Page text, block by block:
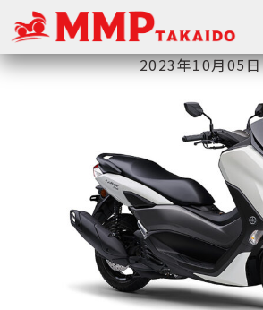
2023年10月05日